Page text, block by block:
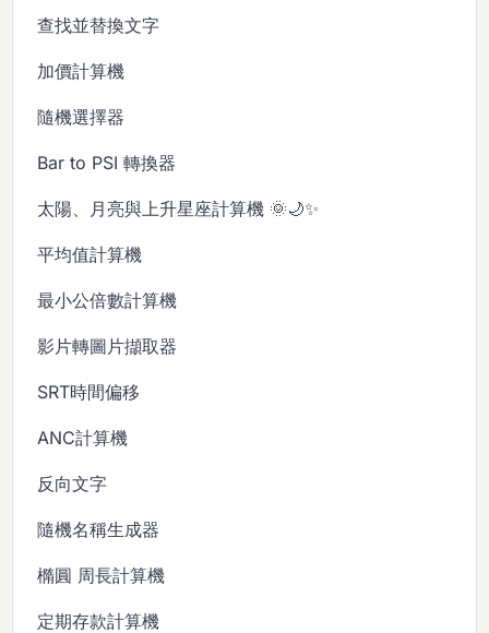
查找並替換文字
加價計算機
隨機選擇器
Bar to PSI 轉換器
太陽、月亮與上升星座計算機 🌞🌙✨
平均值計算機
最小公倍數計算機
影片轉圖片擷取器
SRT時間偏移
ANC計算機
反向文字
隨機名稱生成器
橢圓 周長計算機
定期存款計算機